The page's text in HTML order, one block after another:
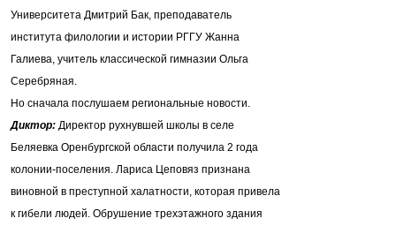
Университета Дмитрий Бак, преподаватель
института филологии и истории РГГУ Жанна
Галиева, учитель классической гимназии Ольга
Серебряная.
Но сначала послушаем региональные новости.
Диктор: Директор рухнувшей школы в селе
Беляевка Оренбургской области получила 2 года
колонии-поселения. Лариса Цеповяз признана
виновной в преступной халатности, которая привела
к гибели людей. Обрушение трехэтажного здания